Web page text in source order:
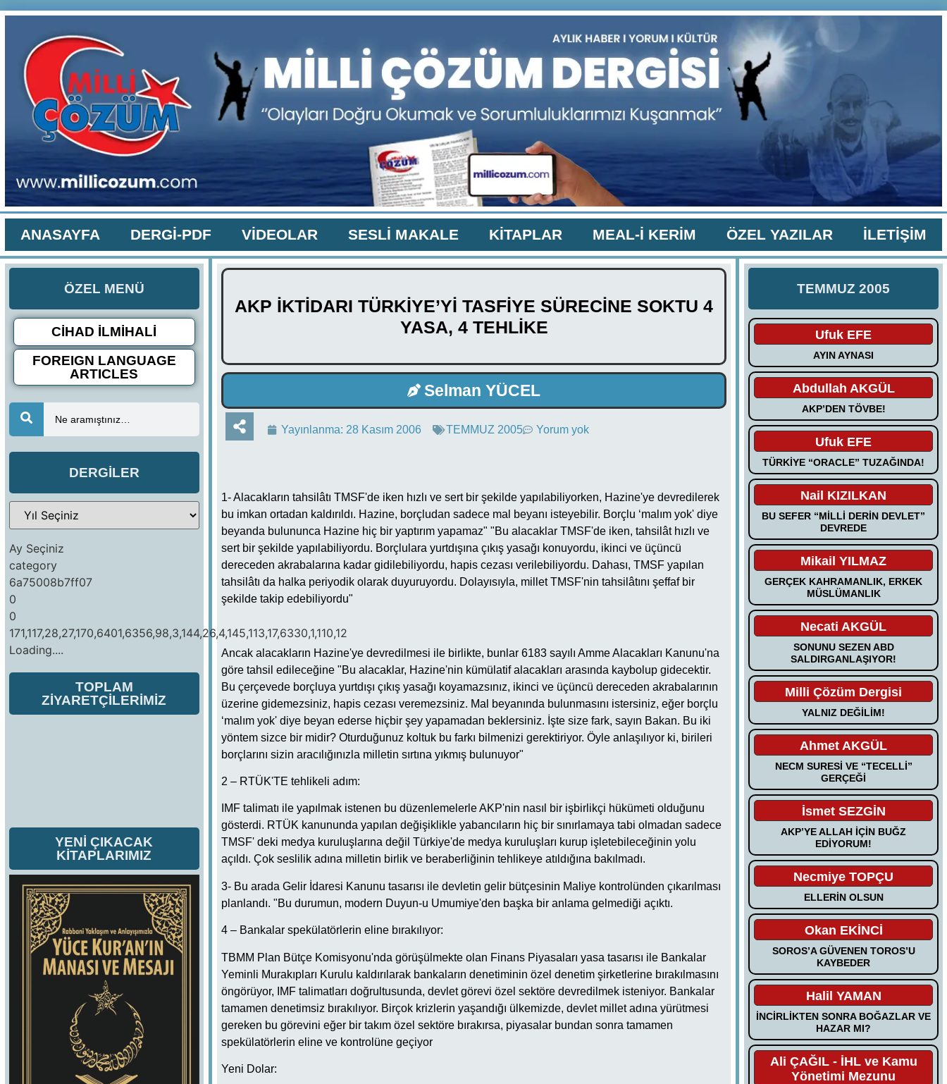
ANASAYFA DERGİ-PDF VİDEOLAR SESLİ MAKALE KİTAPLAR MEAL-İ KERİM ÖZEL YAZILAR İLETİŞİM
ÖZEL MENÜ
CİHAD İLMİHALİ
FOREIGN LANGUAGE
ARTICLES
Ne aramıştınız…
DERGİLER
Ay Seçiniz
category
6a75008b7ff07
0
0
171,117,28,27,170,6401,6356,98,3,144,26,4,145,113,17,6330,1,110,12
Loading....
TOPLAM
ZİYARETÇİLERİMİZ
YENİ ÇIKACAK
KİTAPLARIMIZ
AKP İKTİDARI TÜRKİYE’Yİ TASFİYE SÜRECİNE SOKTU 4
YASA, 4 TEHLİKE
Selman YÜCEL
Yayınlanma: 28 Kasım 2006 TEMMUZ 2005 Yorum yok
1- Alacakların tahsilâtı TMSF'de iken hızlı ve sert bir şekilde yapılabiliyorken, Hazine'ye devredilerek
bu imkan ortadan kaldırıldı. Hazine, borçludan sadece mal beyanı isteyebilir. Borçlu ‘malım yok' diye
beyanda bulununca Hazine hiç bir yaptırım yapamaz" "Bu alacaklar TMSF'de iken, tahsilât hızlı ve
sert bir şekilde yapılabiliyordu. Borçlulara yurtdışına çıkış yasağı konuyordu, ikinci ve üçüncü
dereceden akrabalarına kadar gidilebiliyordu, hapis cezası verilebiliyordu. Dahası, TMSF yapılan
tahsilâtı da halka periyodik olarak duyuruyordu. Dolayısıyla, millet TMSF'nin tahsilâtını şeffaf bir
şekilde takip edebiliyordu"
Ancak alacakların Hazine'ye devredilmesi ile birlikte, bunlar 6183 sayılı Amme Alacakları Kanunu'na
göre tahsil edileceğine "Bu alacaklar, Hazine'nin kümülatif alacakları arasında kaybolup gidecektir.
Bu çerçevede borçluya yurtdışı çıkış yasağı koyamazsınız, ikinci ve üçüncü dereceden akrabalarının
üzerine gidemezsiniz, hapis cezası veremezsiniz. Mal beyanında bulunmasını istersiniz, eğer borçlu
‘malım yok' diye beyan ederse hiçbir şey yapamadan beklersiniz. İşte size fark, sayın Bakan. Bu iki
yöntem sizce bir midir? Oturduğunuz koltuk bu farkı bilmenizi gerektiriyor. Öyle anlaşılıyor ki, birileri
borçlarını sizin aracılığınızla milletin sırtına yıkmış bulunuyor"
2 – RTÜK'TE tehlikeli adım:
IMF talimatı ile yapılmak istenen bu düzenlemelerle AKP'nin nasıl bir işbirlikçi hükümeti olduğunu
gösterdi. RTÜK kanununda yapılan değişiklikle yabancıların hiç bir sınırlamaya tabi olmadan sadece
TMSF' deki medya kuruluşlarına değil Türkiye'de medya kuruluşları kurup işletebileceğinin yolu
açıldı. Çok seslilik adına milletin birlik ve beraberliğinin tehlikeye atıldığına bakılmadı.
3- Bu arada Gelir İdaresi Kanunu tasarısı ile devletin gelir bütçesinin Maliye kontrolünden çıkarılması
planlandı. "Bu durumun, modern Duyun-u Umumiye'den başka bir anlama gelmediği açıktı.
4 – Bankalar spekülatörlerin eline bırakılıyor:
TBMM Plan Bütçe Komisyonu'nda görüşülmekte olan Finans Piyasaları yasa tasarısı ile Bankalar
Yeminli Murakıpları Kurulu kaldırılarak bankaların denetiminin özel denetim şirketlerine bırakılmasını
öngörüyor, IMF talimatları doğrultusunda, devlet görevi özel sektöre devredilmek isteniyor. Bankalar
tamamen denetimsiz bırakılıyor. Birçok krizlerin yaşandığı ülkemizde, devlet millet adına yürütmesi
gereken bu görevini eğer bir takım özel sektöre bırakırsa, piyasalar bundan sonra tamamen
spekülatörlerin eline ve kontrolüne geçiyor
Yeni Dolar:
TEMMUZ 2005
Ufuk EFE
AYIN AYNASI
Abdullah AKGÜL
AKP’DEN TÖVBE!
Ufuk EFE
TÜRKİYE “ORACLE” TUZAĞINDA!
Nail KIZILKAN
BU SEFER “MİLLİ DERİN DEVLET”
DEVREDE
Mikail YILMAZ
GERÇEK KAHRAMANLIK, ERKEK
MÜSLÜMANLIK
Necati AKGÜL
SONUNU SEZEN ABD
SALDIRGANLAŞIYOR!
Milli Çözüm Dergisi
YALNIZ DEĞİLİM!
Ahmet AKGÜL
NECM SURESİ VE “TECELLİ”
GERÇEĞİ
İsmet SEZGİN
AKP’YE ALLAH İÇİN BUĞZ
EDİYORUM!
Necmiye TOPÇU
ELLERİN OLSUN
Okan EKİNCİ
SOROS’A GÜVENEN TOROS’U
KAYBEDER
Halil YAMAN
İNCİRLİKTEN SONRA BOĞAZLAR VE
HAZAR MI?
Ali ÇAĞIL - İHL ve Kamu
Yönetimi Mezunu